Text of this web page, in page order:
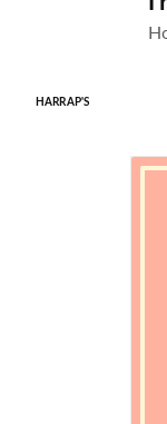
HARRAP'S